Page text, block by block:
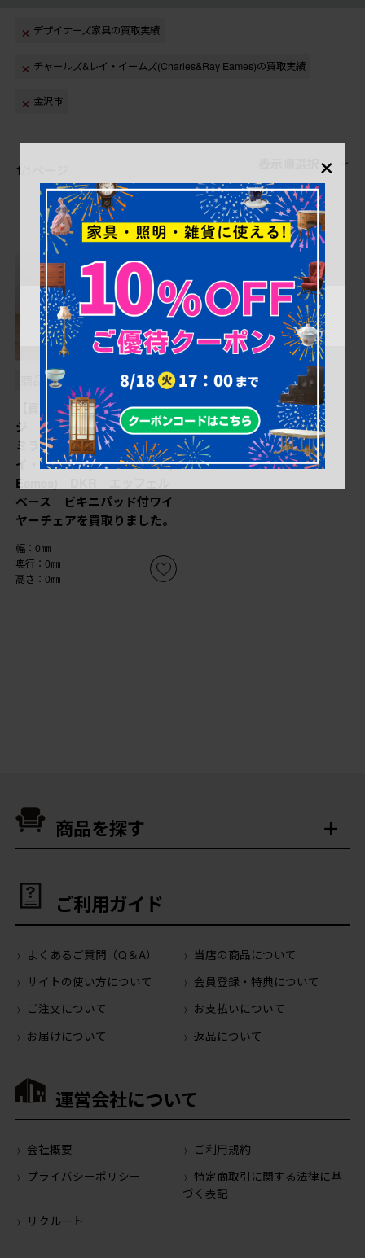
デザイナーズ家具の買取実績
チャールズ&レイ・イームズ(Charles&Ray Eames)の買取実績
金沢市
1/1ページ
商品番号 B-068273
【買取】アメリカビンテー
ジ Hermanmiller(ハーマン
ミラー社) チャールズ&レ
イ・イームズ(Charles & Ray
Eames) DKR エッフェル
ベース ビキニパッド付ワイ
ヤーチェアを買取りました。
幅：0㎜
奥行：0㎜
高さ：0㎜
商品を探す
ご利用ガイド
よくあるご質問（Q＆A）
当店の商品について
サイトの使い方について
会員登録・特典について
ご注文について
お支払いについて
お届けについて
返品について
運営会社について
会社概要
ご利用規約
プライバシーポリシー
特定商取引に関する法律に基
づく表記
リクルート
×